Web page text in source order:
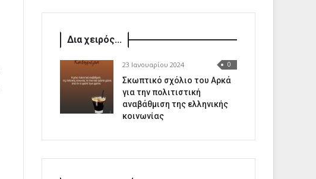
Δια χειρός...
23 Ιανουαρίου 2024 0
Σκωπτικό σχόλιο του Αρκά
για την πολιτιστική
αναβάθμιση της ελληνικής
κοινωνίας